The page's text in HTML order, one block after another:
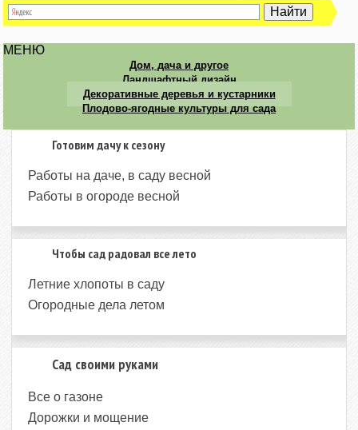
МЕНЮ
Дом, дача и другое
Ландшафтный дизайн
Декоративные деревья и кустарники
Плодово-ягодные культуры для сада
Готовим дачу к сезону
Работы на даче, в саду весной
Работы в огороде весной
Чтобы сад радовал все лето
Летние хлопоты в саду
Огородные дела летом
Сад своими руками
Все о газоне
Дорожки и мощение